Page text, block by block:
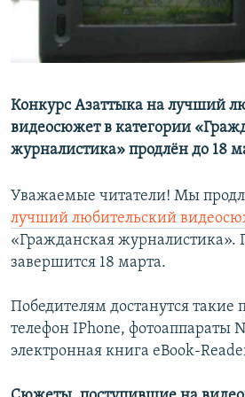
Конкурс Азаттыка на лучший
видеосюжет в категории
журналистика» продлён до 18
Уважаемые читатели! Мы
лучший любительский
«Гражданская журналистика».
завершится 18 марта.
Победителям достанутся такие
телефон IPhone, фотоаппараты
электронная книга eBook-